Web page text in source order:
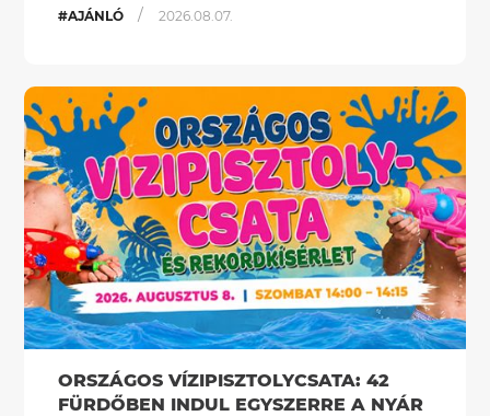
#AJÁNLÓ / 2026.08.07.
ORSZÁGOS VÍZIPISZTOLYCSATA: 42
FÜRDŐBEN INDUL EGYSZERRE A NYÁR